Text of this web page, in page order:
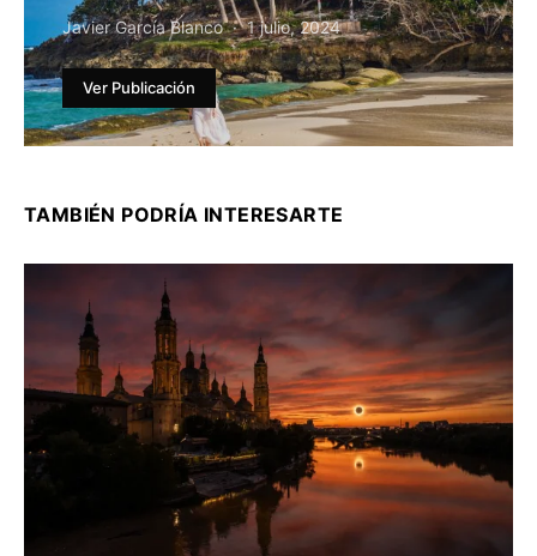
Javier García Blanco 1 julio, 2024
Ver Publicación
TAMBIÉN PODRÍA INTERESARTE